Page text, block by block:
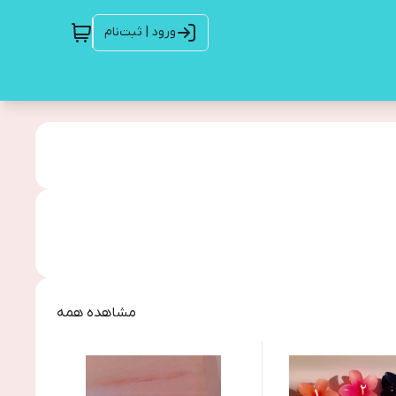
ورود | ثبت‌نام
مشاهده همه